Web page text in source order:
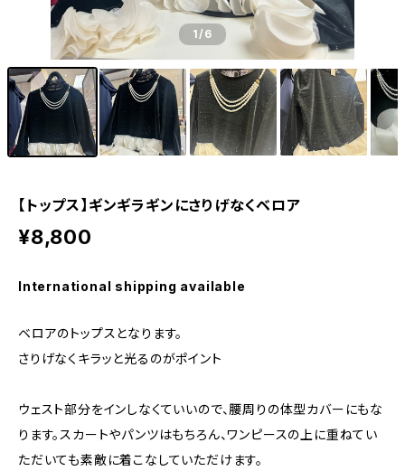
1/6
【トップス】ギンギラギンにさりげなくベロア
¥8,800
International shipping available
ベロアのトップスとなります。
さりげなくキラッと光るのがポイント
ウェスト部分をインしなくていいので、腰周りの体型カバーにもな
ります。スカートやパンツはもちろん、ワンピースの上に重ねてい
ただいても素敵に着こなしていただけます。